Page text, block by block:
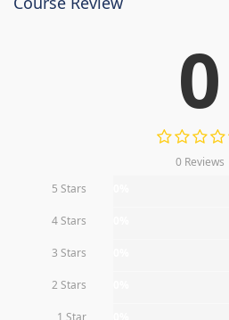
0
0 Reviews
5 Stars
4 Stars
3 Stars
2 Stars
1 Star